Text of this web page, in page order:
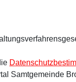
Samtgemeinde